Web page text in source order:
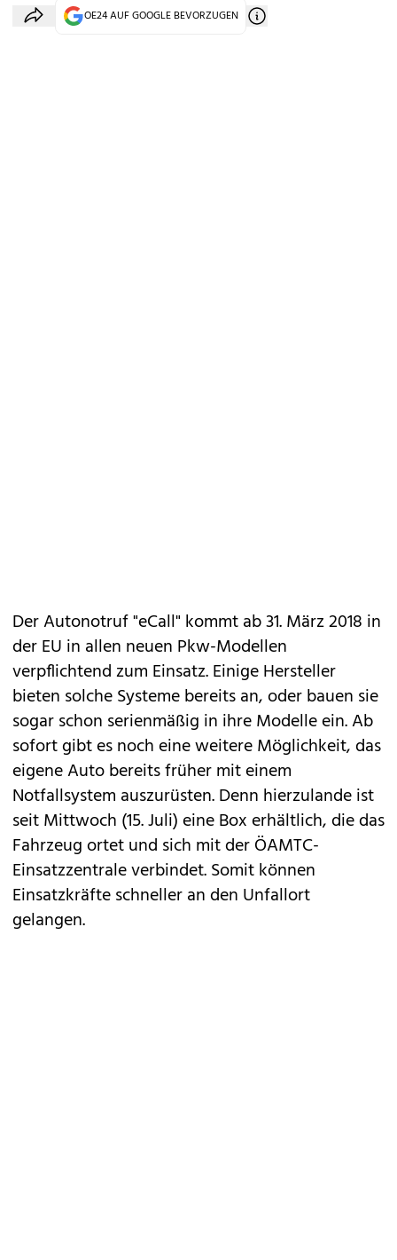
OE24 AUF GOOGLE BEVORZUGEN
Der Autonotruf "eCall" kommt ab 31. März 2018 in
der EU in allen neuen Pkw-Modellen
verpflichtend zum Einsatz. Einige Hersteller
bieten solche Systeme bereits an, oder bauen sie
sogar schon serienmäßig in ihre Modelle ein. Ab
sofort gibt es noch eine weitere Möglichkeit, das
eigene Auto bereits früher mit einem
Notfallsystem auszurüsten. Denn hierzulande ist
seit Mittwoch (15. Juli) eine Box erhältlich, die das
Fahrzeug ortet und sich mit der ÖAMTC-
Einsatzzentrale verbindet. Somit können
Einsatzkräfte schneller an den Unfallort
gelangen.